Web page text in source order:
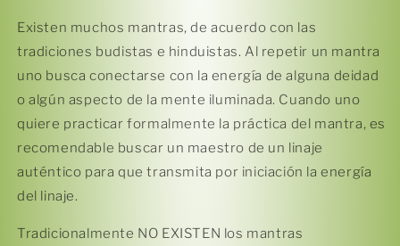
Existen muchos mantras, de acuerdo con las
tradiciones budistas e hinduistas. Al repetir un mantra
uno busca conectarse con la energía de alguna deidad
o algún aspecto de la mente iluminada. Cuando uno
quiere practicar formalmente la práctica del mantra, es
recomendable buscar un maestro de un linaje
auténtico para que transmita por iniciación la energía
del linaje.
Tradicionalmente NO EXISTEN los mantras